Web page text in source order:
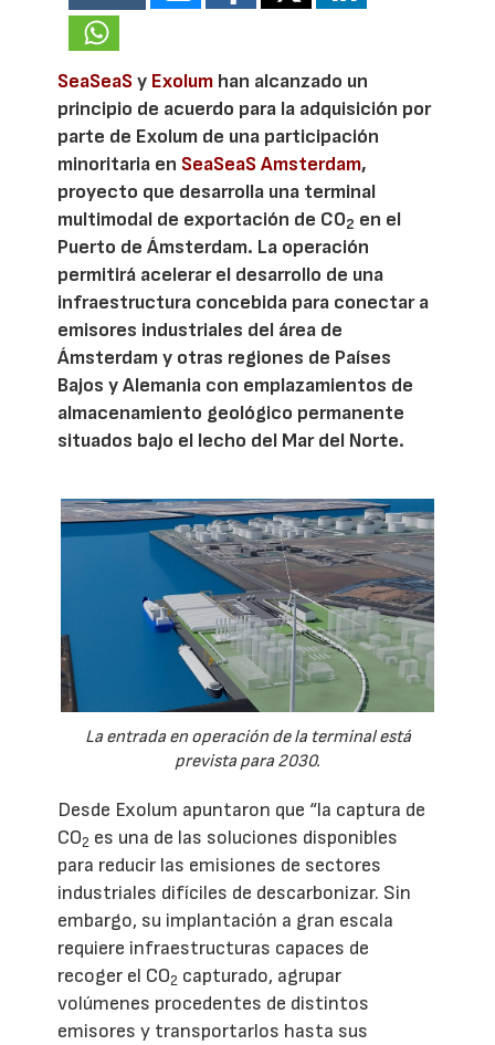
SeaSeaSy Exolum han alcanzado un
principio de acuerdo para la adquisición por
parte de Exolum de una participación
minoritaria en SeaSeaS Amsterdam,
proyecto que desarrolla una terminal
multimodal de exportación de CO2 en el
Puerto de Ámsterdam. La operación
permitirá acelerar el desarrollo de una
infraestructura concebida para conectar a
emisores industriales del área de
Ámsterdam y otras regiones de Países
Bajos y Alemania con emplazamientos de
almacenamiento geológico permanente
situados bajo el lecho del Mar del Norte.
La entrada en operación de la terminal está
prevista para 2030.
Desde Exolum apuntaron que “la captura de
CO2 es una de las soluciones disponibles
para reducir las emisiones de sectores
industriales difíciles de descarbonizar. Sin
embargo, su implantación a gran escala
requiere infraestructuras capaces de
recoger el CO2 capturado, agrupar
volúmenes procedentes de distintos
emisores y transportarlos hasta sus